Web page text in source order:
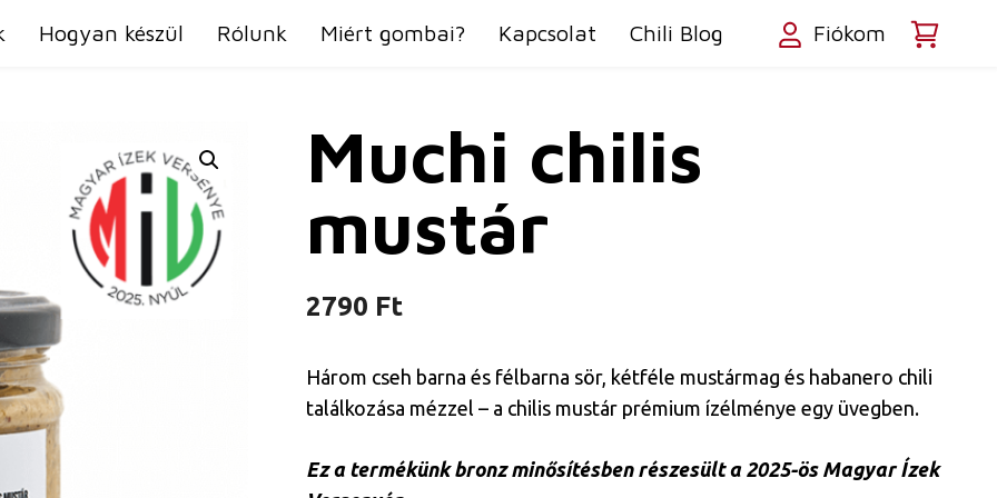
Hogyan készül Rólunk Miért gombai? Kapcsolat Chili Blog Fiókom
Muchi chilis
mustár
2790 Ft
Három cseh barna és félbarna sör, kétféle mustármag és habanero chili
találkozása mézzel – a chilis mustár prémium ízélménye egy üvegben.
Ez a termékünk bronz minősítésben részesült a 2025-ös Magyar Ízek